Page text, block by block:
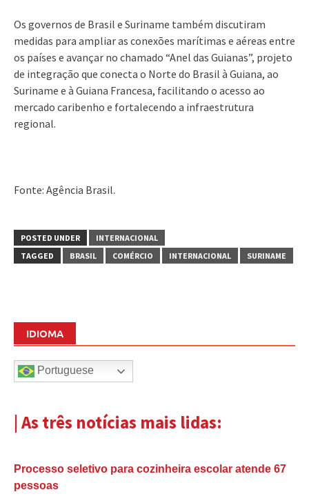
Os governos de Brasil e Suriname também discutiram
medidas para ampliar as conexões marítimas e aéreas entre
os países e avançar no chamado “Anel das Guianas”, projeto
de integração que conecta o Norte do Brasil à Guiana, ao
Suriname e à Guiana Francesa, facilitando o acesso ao
mercado caribenho e fortalecendo a infraestrutura
regional.
Fonte: Agência Brasil.
POSTED UNDER
INTERNACIONAL
TAGGED
BRASIL COMÉRCIO INTERNACIONAL SURINAME
IDIOMA
Portuguese
| As três notícias mais lidas:
Processo seletivo para cozinheira escolar atende 67
pessoas